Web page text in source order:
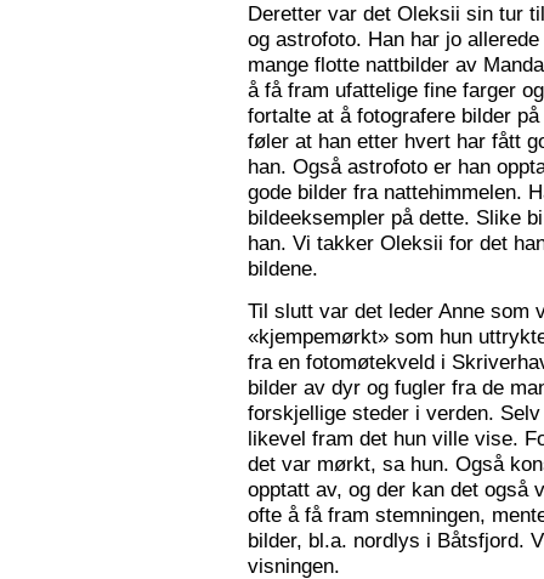
Deretter var det Oleksii sin tur
og astrofoto. Han har jo
mange flotte nattbilder av
å få fram ufattelige fine farger
fortalte at å fotografere bilder
føler at han etter hvert har fått
han. Også astrofoto er han
gode bilder fra nattehimmelen.
bildeeksempler på dette. Slike
han. Vi takker Oleksii for det
bildene.
Til slutt var det leder Anne som
«kjempemørkt» som hun
fra en fotomøtekveld i
bilder av dyr og fugler fra de
forskjellige steder i verden.
likevel fram det hun ville vise.
det var mørkt, sa hun. Også
opptatt av, og der kan det
ofte å få fram stemningen,
bilder, bl.a. nordlys i Båtsfjord.
visningen.